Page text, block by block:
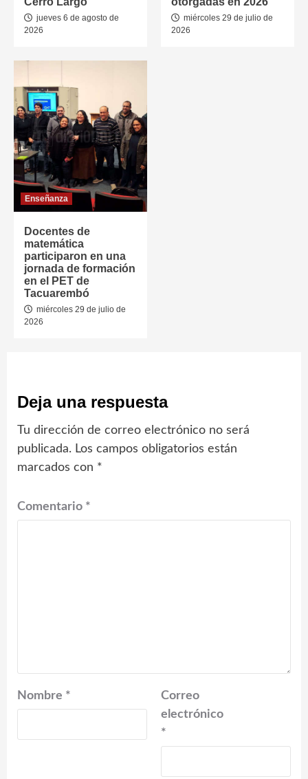
jueves 6 de agosto de
2026
miércoles 29 de julio de
2026
Enseñanza
Docentes de
matemática
participaron en una
jornada de formación
en el PET de
Tacuarembó
miércoles 29 de julio de
2026
Deja una respuesta
Tu dirección de correo electrónico no será
publicada. Los campos obligatorios están
marcados con *
Comentario *
Nombre *
Correo
electrónico
*